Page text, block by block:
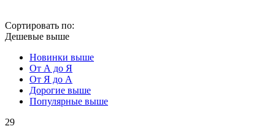
Сортировать по:
Дешевые выше
Новинки выше
От А до Я
От Я до А
Дорогие выше
Популярные выше
29